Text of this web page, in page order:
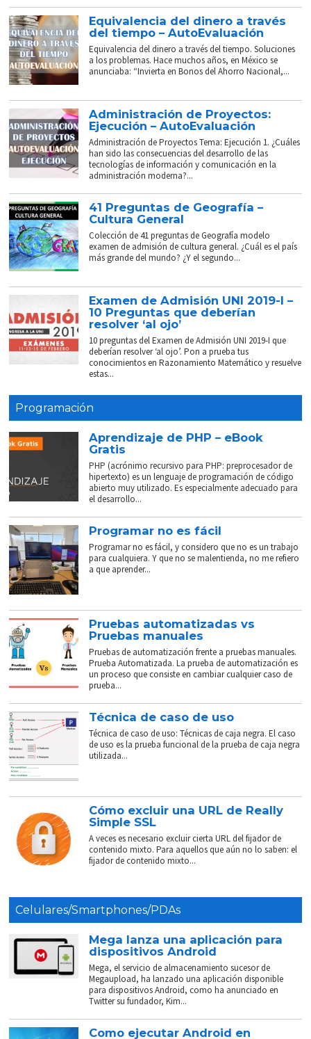
Equivalencia del dinero a través
del tiempo – AutoEvaluación
Equivalencia del dinero a través del tiempo. Soluciones
a los problemas. Hace muchos años, en México se
anunciaba: “Invierta en Bonos del Ahorro Nacional,...
Administración de Proyectos:
Ejecución – AutoEvaluación
Administración de Proyectos Tema: Ejecución 1. ¿Cuáles
han sido las consecuencias del desarrollo de las
tecnologías de información y comunicación en la
administración moderna?...
41 Preguntas de Geografía –
Cultura General
Colección de 41 preguntas de Geografía modelo
examen de admisión de cultura general. ¿Cuál es el país
más grande del mundo? ¿Y el segundo...
Examen de Admisión UNI 2019-I –
10 Preguntas que deberían
resolver ‘al ojo’
10 preguntas del Examen de Admisión UNI 2019-I que
deberían resolver ‘al ojo’. Pon a prueba tus
conocimientos en Razonamiento Matemático y resuelve
estas...
Programación
Aprendizaje de PHP – eBook
Gratis
PHP (acrónimo recursivo para PHP: preprocesador de
hipertexto) es un lenguaje de programación de código
abierto muy utilizado. Es especialmente adecuado para
el desarrollo...
Programar no es fácil
Programar no es fácil, y considero que no es un trabajo
para cualquiera. Y que no se malentienda, no me refiero
a que aprender...
Pruebas automatizadas vs
Pruebas manuales
Pruebas de automatización frente a pruebas manuales.
Prueba Automatizada. La prueba de automatización es
un proceso que consiste en cambiar cualquier caso de
prueba...
Técnica de caso de uso
Técnica de caso de uso: Técnicas de caja negra. El caso
de uso es la prueba funcional de la prueba de caja negra
utilizada...
Cómo excluir una URL de Really
Simple SSL
A veces es necesario excluir cierta URL del fijador de
contenido mixto. Para aquellos que aún no lo saben: el
fijador de contenido mixto...
Celulares/Smartphones/PDAs
Mega lanza una aplicación para
dispositivos Android
Mega, el servicio de almacenamiento sucesor de
Megaupload, ha lanzado una aplicación disponible
para dispositivos Android, como ha anunciado en
Twitter su fundador, Kim...
Como ejecutar Android en